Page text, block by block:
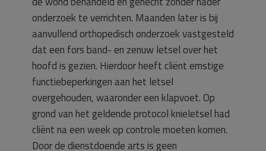
onderzoek te verrichten. Maanden later is bij
aanvullend orthopedisch onderzoek vastgesteld
dat een fors band- en zenuw letsel over het
hoofd is gezien. Hierdoor heeft cliënt ernstige
functiebeperkingen aan het letsel
overgehouden, waaronder een klapvoet. Op
grond van het geldende protocol knieletsel had
cliënt na een week op controle moeten komen.
Door de dienstdoende arts is geen